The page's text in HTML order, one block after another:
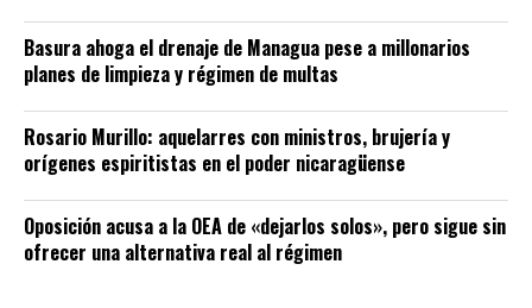
Basura ahoga el drenaje de Managua pese a millonarios
planes de limpieza y régimen de multas
Rosario Murillo: aquelarres con ministros, brujería y
orígenes espiritistas en el poder nicaragüense
Oposición acusa a la OEA de «dejarlos solos», pero sigue sin
ofrecer una alternativa real al régimen